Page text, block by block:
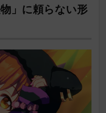
」に頼らない形